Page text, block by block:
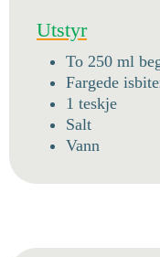
Utstyr
To 250 ml
Fargede
1 teskje
Salt
Vann